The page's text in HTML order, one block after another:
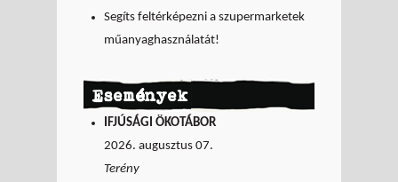
Segíts feltérképezni a szupermarketek
műanyaghasználatát!
Események
IFJÚSÁGI ÖKOTÁBOR
2026. augusztus 07.
Terény